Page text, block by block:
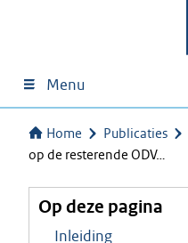
Menu
Home Publicaties
op de resterende ODV…
Op deze pagina
Inleiding